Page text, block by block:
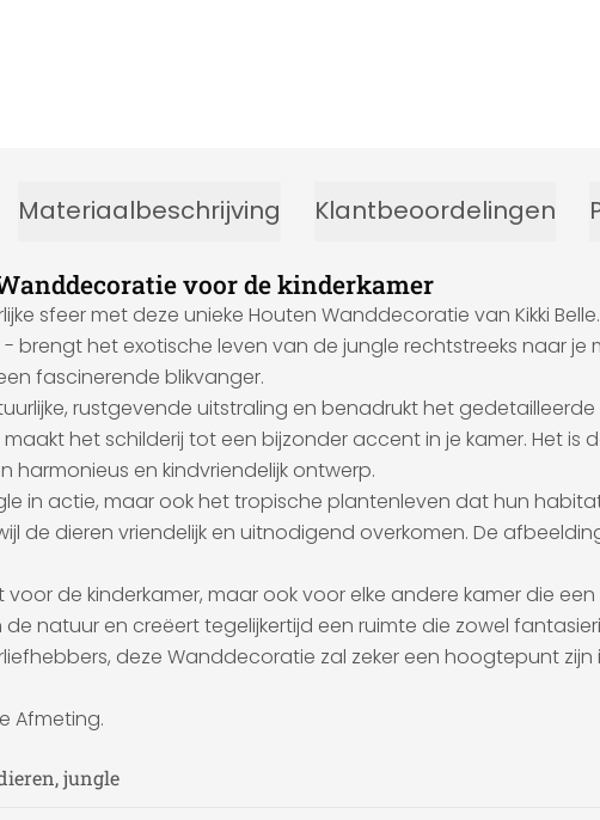
Materiaalbeschrijving Klantbeoordelingen
voor de kinderkamer
sfeer met deze unieke Houten Wanddecoratie van Kikki
het exotische leven van de jungle rechtstreeks naar je
fascinerende blikvanger.
rustgevende uitstraling en benadrukt het
het schilderij tot een bijzonder accent in je kamer. Het is
harmonieus en kindvriendelijk ontwerp.
in actie, maar ook het tropische plantenleven dat hun
de dieren vriendelijk en uitnodigend overkomen. De
de kinderkamer, maar ook voor elke andere kamer die
natuur en creëert tegelijkertijd een ruimte die zowel
deze Wanddecoratie zal zeker een hoogtepunt
Afmeting.
jungle